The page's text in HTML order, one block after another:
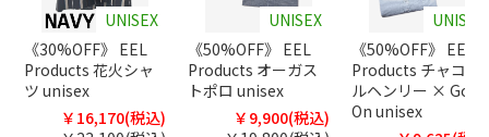
UNISEX
《30%OFF》 EEL
Products 花火シャ
ツ unisex
￥16,170(税込)
UNISEX
《50%OFF》 EEL
Products オーガス
トポロ unisex
￥9,900(税込)
UNISEX
《50%OFF》 EEL
Products チャコー
ルヘンリー × Good
On unisex